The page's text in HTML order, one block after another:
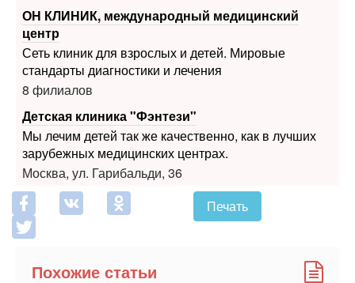
ОН КЛИНИК, международный медицинский
центр
Сеть клиник для взрослых и детей. Мировые
стандарты диагностики и лечения
8 филиалов
Детская клиника "Фэнтези"
Мы лечим детей так же качественно, как в лучших
зарубежных медицинских центрах.
Москва, ул. Гарибальди, 36
Печать
Похожие статьи